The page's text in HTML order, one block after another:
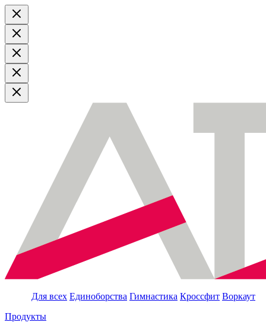
Для всех Единоборства Гимнастика Кроссфит Воркаут
Продукты